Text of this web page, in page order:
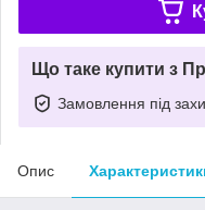
Що таке купити з
Замовлення під
Опис